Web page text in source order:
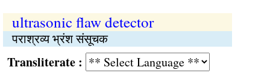
ultrasonic flaw detector
पराश्रव्य भ्रंश संसूचक
: